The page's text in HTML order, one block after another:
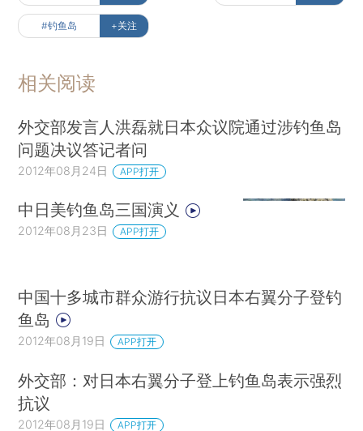
#钓鱼岛 +关注
相关阅读
外交部发言人洪磊就日本众议院通过涉钓鱼岛
问题决议答记者问
2012年08月24日 APP打开
中日美钓鱼岛三国演义
2012年08月23日 APP打开
中国十多城市群众游行抗议日本右翼分子登钓
鱼岛
2012年08月19日 APP打开
外交部：对日本右翼分子登上钓鱼岛表示强烈
抗议
2012年08月19日 APP打开